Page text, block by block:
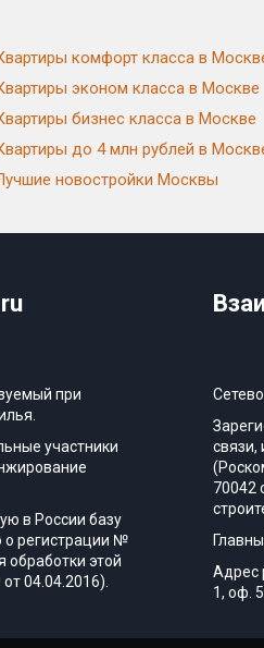
комфорт класса в
эконом класса в Москве
бизнес класса в Москве
до 4 млн рублей в
новостройки Москвы
при
участники
в России базу
о регистрации №
обработки этой
04.04.2016).
70042
Адрес
1, оф.